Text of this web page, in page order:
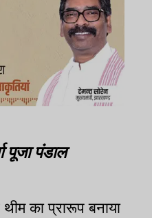
पूजा पंडाल
थीम का प्रारूप बनाया